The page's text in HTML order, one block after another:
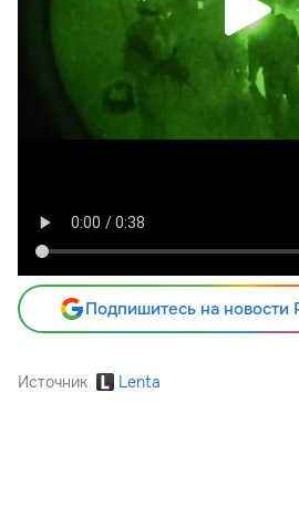
Подпишитесь на новости
Источник Lenta